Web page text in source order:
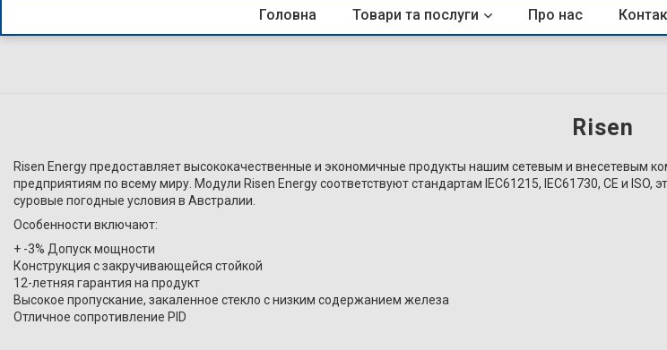
Головна Товари та послуги Про нас
Risen
Risen Energy предоставляет высококачественные и экономичные продукты нашим сетевым и
предприятиям по всему миру. Модули Risen Energy соответствуют стандартам IEC61215, IEC61730, CE и
суровые погодные условия в Австралии.
Особенности включают:
+ -3% Допуск мощности
Конструкция с закручивающейся стойкой
12-летняя гарантия на продукт
Высокое пропускание, закаленное стекло с низким содержанием железа
Отличное сопротивление PID